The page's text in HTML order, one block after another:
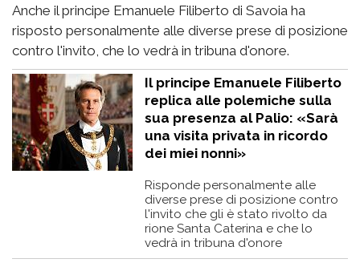
Anche il principe Emanuele Filiberto di Savoia ha
risposto personalmente alle diverse prese di posizione
contro l'invito, che lo vedrà in tribuna d'onore.
Il principe Emanuele Filiberto
replica alle polemiche sulla
sua presenza al Palio: «Sarà
una visita privata in ricordo
dei miei nonni»
Risponde personalmente alle
diverse prese di posizione contro
l'invito che gli è stato rivolto da
rione Santa Caterina e che lo
vedrà in tribuna d'onore